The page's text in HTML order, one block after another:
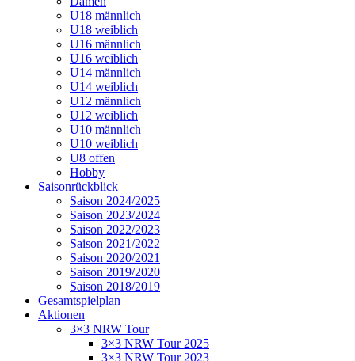
U18 männlich
U18 weiblich
U16 männlich
U16 weiblich
U14 männlich
U14 weiblich
U12 männlich
U12 weiblich
U10 männlich
U10 weiblich
U8 offen
Hobby
Saisonrückblick
Saison 2024/2025
Saison 2023/2024
Saison 2022/2023
Saison 2021/2022
Saison 2020/2021
Saison 2019/2020
Saison 2018/2019
Gesamtspielplan
Aktionen
3×3 NRW Tour
3×3 NRW Tour 2025
3×3 NRW Tour 2023